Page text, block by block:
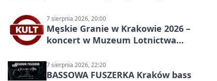
7 sierpnia 2026, 20:00
Męskie Granie w Krakowie 2026 –
koncert w Muzeum Lotnictwa
7 sierpnia 2026, 22:20
BASSOWA FUSZERKA Kraków bass